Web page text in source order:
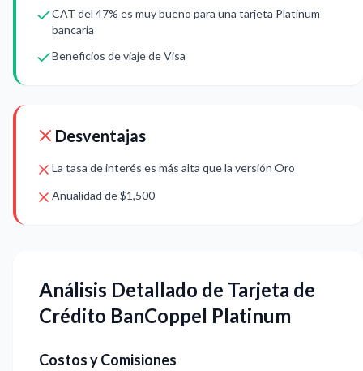
CAT del 47% es muy bueno para una tarjeta Platinum
bancaria
Beneficios de viaje de Visa
Desventajas
La tasa de interés es más alta que la versión Oro
Anualidad de $1,500
Análisis Detallado de Tarjeta de
Crédito BanCoppel Platinum
Costos y Comisiones